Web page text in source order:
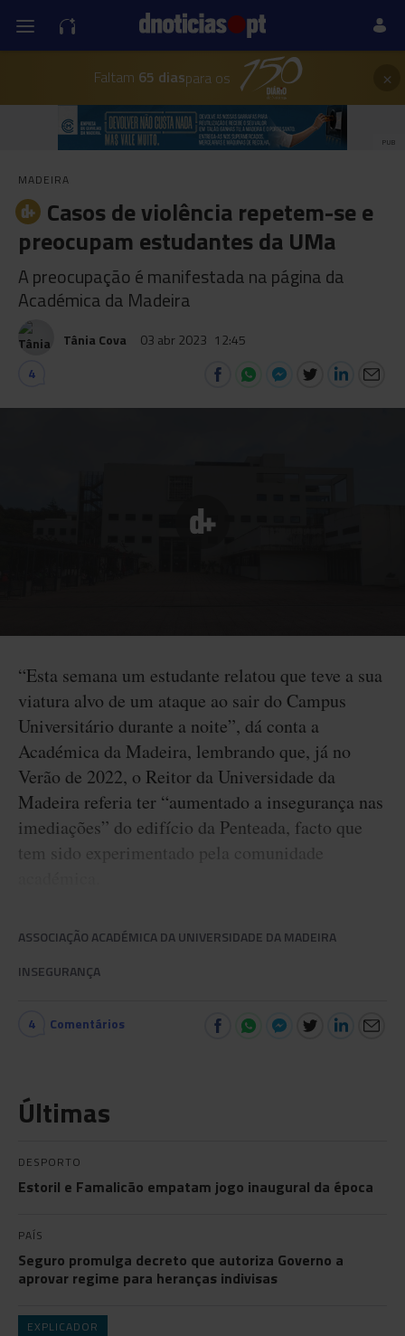
Faltam 65 diaspara os ×
PUB
MADEIRA
Casos de violência repetem-se e
preocupam estudantes da UMa
A preocupação é manifestada na página da
Académica da Madeira
Tânia Cova 03 abr 2023 12:45
4
“Esta semana um estudante relatou que teve a sua
viatura alvo de um ataque ao sair do Campus
Universitário durante a noite”, dá conta a
Académica da Madeira, lembrando que, já no
Verão de 2022, o Reitor da Universidade da
Madeira referia ter “aumentado a insegurança nas
imediações” do edifício da Penteada, facto que
tem sido experimentado pela comunidade
ASSOCIAÇÃO ACADÉMICA DA UNIVERSIDADE DA MADEIRA
INSEGURANÇA
4 Comentários
Últimas
DESPORTO
Estoril e Famalicão empatam jogo inaugural da época
PAÍS
Seguro promulga decreto que autoriza Governo a
aprovar regime para heranças indivisas
EXPLICADOR